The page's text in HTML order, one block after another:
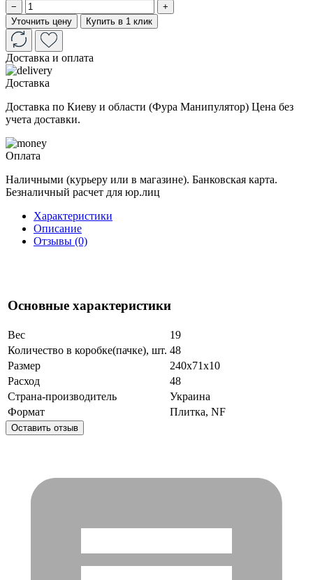
−
+
Уточнить цену
Купить в 1 клик
Доставка и оплата
Доставка
Доставка по Киеву и области (Фура Манипулятор) Цена без
учета доставки.
Оплата
Наличными (курьеру или в магазине). Банковская карта.
Безналичный расчет для юр.лиц
Характеристики
Описание
Отзывы (0)
Основные характеристики
Вес
19
Количество в коробке(пачке), шт. 48
Размер
240x71x10
Расход
48
Страна-производитель
Украина
Формат
Плитка, NF
Оставить отзыв